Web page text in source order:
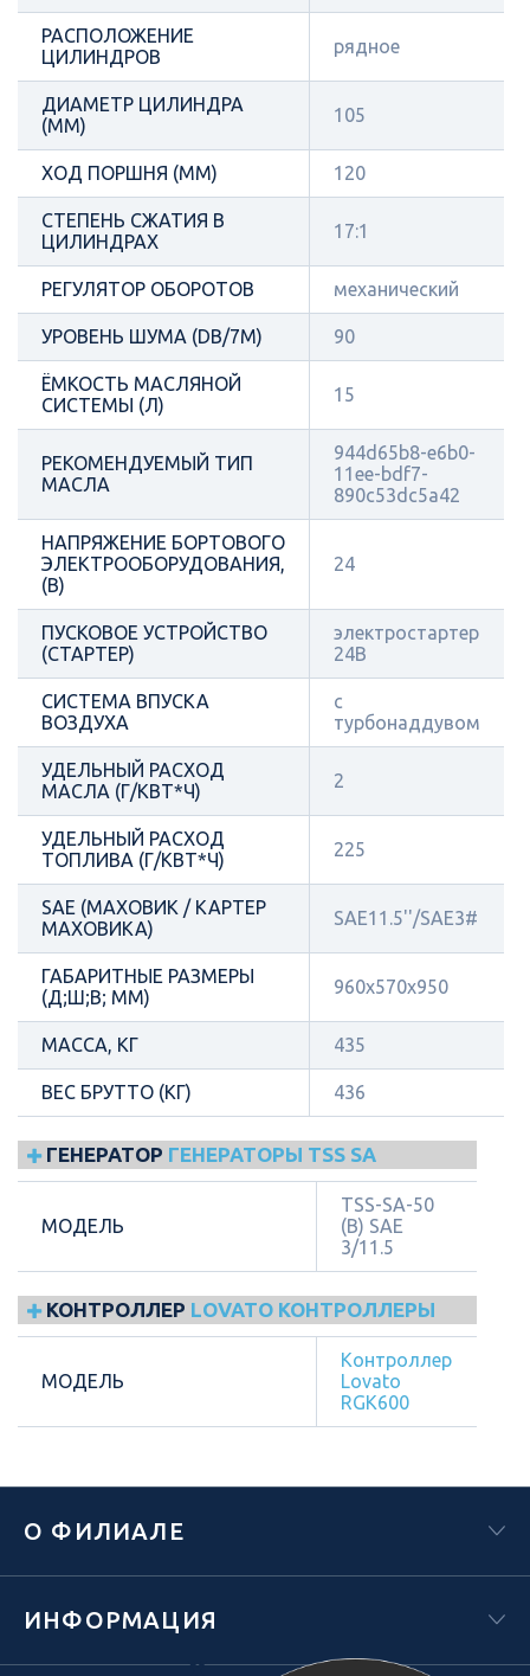
РАСПОЛОЖЕНИЕ
ЦИЛИНДРОВ
рядное
ДИАМЕТР ЦИЛИНДРА
(ММ)
105
ХОД ПОРШНЯ (ММ) 120
СТЕПЕНЬ СЖАТИЯ В
ЦИЛИНДРАХ
17:1
РЕГУЛЯТОР ОБОРОТОВ механический
УРОВЕНЬ ШУМА (DB/7М) 90
ЁМКОСТЬ МАСЛЯНОЙ
СИСТЕМЫ (Л)
15
РЕКОМЕНДУЕМЫЙ ТИП
МАСЛА
944d65b8-e6b0-
11ee-bdf7-
890c53dc5a42
НАПРЯЖЕНИЕ БОРТОВОГО
ЭЛЕКТРООБОРУДОВАНИЯ,
(В)
24
ПУСКОВОЕ УСТРОЙСТВО
(СТАРТЕР)
электростартер
24В
СИСТЕМА ВПУСКА
ВОЗДУХА
с
турбонаддувом
УДЕЛЬНЫЙ РАСХОД
МАСЛА (Г/КВТ*Ч)
2
УДЕЛЬНЫЙ РАСХОД
ТОПЛИВА (Г/КВТ*Ч)
225
SAE (МАХОВИК / КАРТЕР
МАХОВИКА)
SAE11.5''/SAE3#
ГАБАРИТНЫЕ РАЗМЕРЫ
(Д;Ш;В; ММ)
960x570x950
МАССА, КГ 435
ВЕС БРУТТО (КГ) 436
ГЕНЕРАТОР ГЕНЕРАТОРЫ TSS SA
МОДЕЛЬ
TSS-SA-50
(B) SAE
3/11.5
КОНТРОЛЛЕР LOVATO КОНТРОЛЛЕРЫ
МОДЕЛЬ
Контроллер
Lovato
RGK600
О ФИЛИАЛЕ
ИНФОРМАЦИЯ